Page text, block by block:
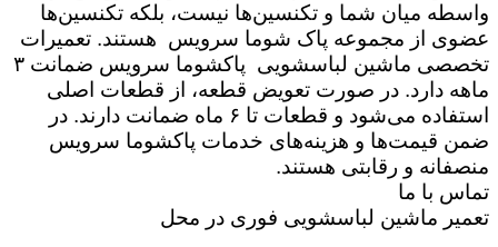
واسطه میان شما و تکنسین‌ها نیست، بلکه تکنسین‌ها
عضوی از مجموعه پاک شوما سرویس هستند. تعمیرات
تخصصی ماشین لباسشویی پاکشوما سرویس ضمانت ۳
ماهه دارد. در صورت تعویض قطعه، از قطعات اصلی
استفاده می‌شود و قطعات تا ۶ ماه ضمانت دارند. در
ضمن قیمت‌ها و هزینه‌های خدمات پاکشوما سرویس
منصفانه و رقابتی هستند.
تماس با ما
تعمیر ماشین لباسشویی فوری در محل